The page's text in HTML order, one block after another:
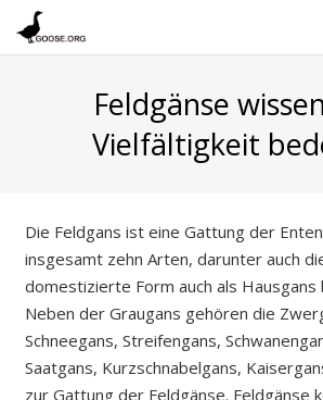
Feldgänse
Vielfältigkeit
Die Feldgans ist eine Gattung der
insgesamt zehn Arten, darunter auch
domestizierte Form auch als Hausgans
Neben der Graugans gehören die
Schneegans, Streifengans,
Saatgans, Kurzschnabelgans,
zur Gattung der Feldgänse. Feldgänse